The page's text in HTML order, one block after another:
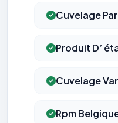
Cuvelage
Produit D’
Cuvelage
Rpm